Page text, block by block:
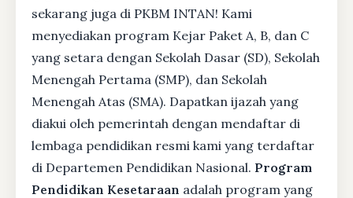
sekarang juga di PKBM INTAN! Kami
menyediakan program Kejar Paket A, B, dan C
yang setara dengan Sekolah Dasar (SD), Sekolah
Menengah Pertama (SMP), dan Sekolah
Menengah Atas (SMA). Dapatkan ijazah yang
diakui oleh pemerintah dengan mendaftar di
lembaga pendidikan resmi kami yang terdaftar
di Departemen Pendidikan Nasional. Program
Pendidikan Kesetaraan adalah program yang